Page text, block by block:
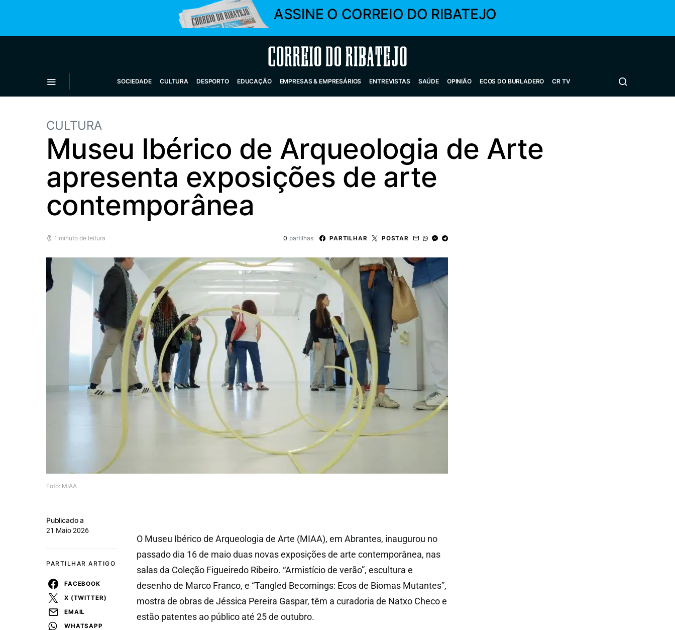
ASSINE O CORREIO DO RIBATEJO
Correio do Ribatejo
SOCIEDADE CULTURA DESPORTO EDUCAÇÃO EMPRESAS & EMPRESÁRIOS ENTREVISTAS SAÚDE OPINIÃO ECOS DO BURLADERO CR TV
CULTURA
Museu Ibérico de Arqueologia de Arte
apresenta exposições de arte
contemporânea
1 minuto de leitura 0 partilhas PARTILHAR POSTAR
Foto: MIAA
Publicado a
21 Maio 2026
PARTILHAR ARTIGO
FACEBOOK
X (TWITTER)
EMAIL
WHATSAPP
O Museu Ibérico de Arqueologia de Arte (MIAA), em Abrantes, inaugurou no
passado dia 16 de maio duas novas exposições de arte contemporânea, nas
salas da Coleção Figueiredo Ribeiro. “Armistício de verão”, escultura e
desenho de Marco Franco, e “Tangled Becomings: Ecos de Biomas Mutantes”,
mostra de obras de Jéssica Pereira Gaspar, têm a curadoria de Natxo Checo e
estão patentes ao público até 25 de outubro.